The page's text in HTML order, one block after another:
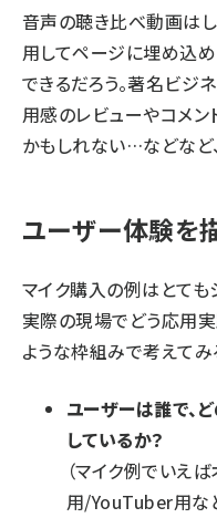
音声の聴き比べ動画は
用してページに埋め込
できるだろう。著名ビジ
用感のレビューやコメ
かもしれない…などなど
ユーザー体験を
マイク購入の例はとても
実際の現場でどう応用
ような枠組みで考えてみ
ユーザーは誰で、
しているか？
（マイク例でいえ
用/YouTuber用な